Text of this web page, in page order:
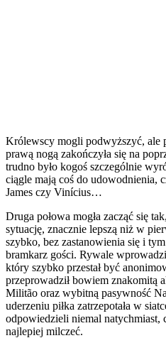
Królewscy mogli podwyższyć, ale
prawą nogą zakończyła się na
trudno było kogoś szczególnie
ciągle mają coś do udowodnienia,
James czy Vinícius…
Druga połowa mogła zacząć się
sytuację, znacznie lepszą niż w
szybko, bez zastanowienia się i
bramkarz gości. Rywale
który szybko przestał być
przeprowadził bowiem znakomitą
Militão oraz wybitną pasywność
uderzeniu piłka zatrzepotała w
odpowiedzieli niemal natychmiast,
najlepiej milczeć.